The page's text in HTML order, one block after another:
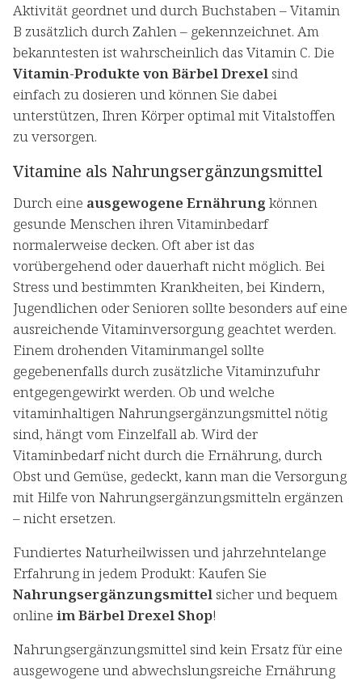
Aktivität geordnet und durch Buchstaben – Vitamin
B zusätzlich durch Zahlen – gekennzeichnet. Am
bekanntesten ist wahrscheinlich das Vitamin C. Die
Vitamin-Produkte von Bärbel Drexel sind
einfach zu dosieren und können Sie dabei
unterstützen, Ihren Körper optimal mit Vitalstoffen
zu versorgen.
Vitamine als Nahrungsergänzungsmittel
Durch eine ausgewogene Ernährung können
gesunde Menschen ihren Vitaminbedarf
normalerweise decken. Oft aber ist das
vorübergehend oder dauerhaft nicht möglich. Bei
Stress und bestimmten Krankheiten, bei Kindern,
Jugendlichen oder Senioren sollte besonders auf eine
ausreichende Vitaminversorgung geachtet werden.
Einem drohenden Vitaminmangel sollte
gegebenenfalls durch zusätzliche Vitaminzufuhr
entgegengewirkt werden. Ob und welche
vitaminhaltigen Nahrungsergänzungsmittel nötig
sind, hängt vom Einzelfall ab. Wird der
Vitaminbedarf nicht durch die Ernährung, durch
Obst und Gemüse, gedeckt, kann man die Versorgung
mit Hilfe von Nahrungsergänzungsmitteln ergänzen
– nicht ersetzen.
Fundiertes Naturheilwissen und jahrzehntelange
Erfahrung in jedem Produkt: Kaufen Sie
Nahrungsergänzungsmittel sicher und bequem
online im Bärbel Drexel Shop!
Nahrungsergänzungsmittel sind kein Ersatz für eine
ausgewogene und abwechslungsreiche Ernährung